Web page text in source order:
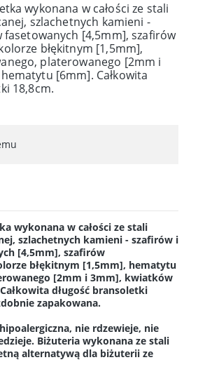
wykonana w całości ze stali
szlachetnych kamieni -
[4,5mm], szafirów
błękitnym [1,5mm],
platerowanego [2mm i
[6mm]. Całkowita
18,8cm.
wykonana w całości ze stali
szlachetnych kamieni - szafirów i
[4,5mm], szafirów
błękitnym [1,5mm], hematytu
[2mm i 3mm], kwiatków
długość bransoletki
zapakowana.
nie rdzewieje, nie
Biżuteria wykonana ze stali
alternatywą dla biżuterii ze